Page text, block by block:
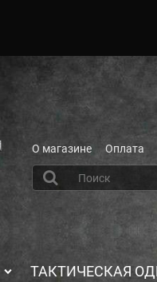
О магазине Оплата
ТАКТИЧЕСКАЯ